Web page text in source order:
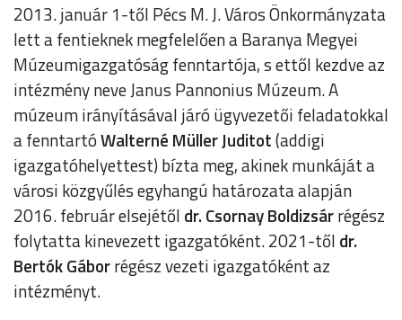
2013. január 1-től Pécs M. J. Város Önkormányzata
lett a fentieknek megfelelően a Baranya Megyei
Múzeumigazgatóság fenntartója, s ettől kezdve az
intézmény neve Janus Pannonius Múzeum. A
múzeum irányításával járó ügyvezetői feladatokkal
a fenntartóWalterné Müller Juditot(addigi
igazgatóhelyettest) bízta meg, akinek munkáját a
városi közgyűlés egyhangú határozata alapján
2016. február elsejétől dr. Csornay Boldizsárrégész
folytatta kinevezett igazgatóként. 2021-től dr.
Bertók Gáborrégész vezeti igazgatóként az
intézményt.